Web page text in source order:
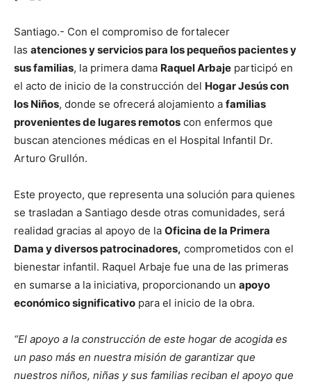
Santiago.- Con el compromiso de fortalecer
las atenciones y servicios para los pequeños pacientes y
sus familias, la primera dama Raquel Arbaje participó en
el acto de inicio de la construcción del Hogar Jesús con
los Niños, donde se ofrecerá alojamiento a familias
provenientes de lugares remotos con enfermos que
buscan atenciones médicas en el Hospital Infantil Dr.
Arturo Grullón.
Este proyecto, que representa una solución para quienes
se trasladan a Santiago desde otras comunidades, será
realidad gracias al apoyo de la Oficina de la Primera
Dama y diversos patrocinadores, comprometidos con el
bienestar infantil. Raquel Arbaje fue una de las primeras
en sumarse a la iniciativa, proporcionando un apoyo
económico significativo para el inicio de la obra.
“El apoyo a la construcción de este hogar de acogida es
un paso más en nuestra misión de garantizar que
nuestros niños, niñas y sus familias reciban el apoyo que